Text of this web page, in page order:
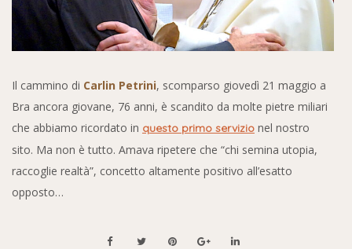
Il cammino di Carlin Petrini, scomparso giovedì 21 maggio a
Bra ancora giovane, 76 anni, è scandito da molte pietre miliari
che abbiamo ricordato in questo primo servizio nel nostro
sito. Ma non è tutto. Amava ripetere che “chi semina utopia,
raccoglie realtà”, concetto altamente positivo all’esatto
opposto…